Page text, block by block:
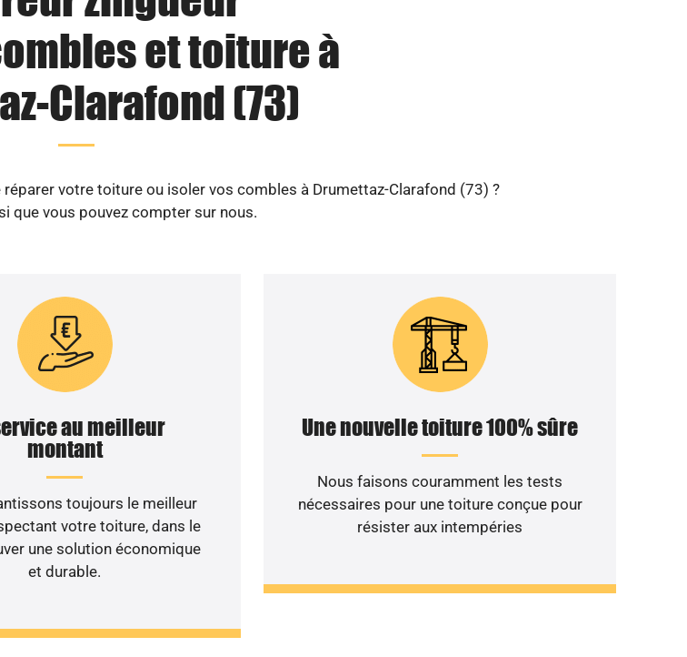
et toiture à
Clarafond (73)
votre toiture ou isoler vos combles à Drumettaz-Clarafond (73) ?
que vous pouvez compter sur nous.
au meilleur
montant
toujours le meilleur
votre toiture, dans le
une solution économique
et durable.
Une nouvelle toiture 100% sûre
Nous faisons couramment les tests
nécessaires pour une toiture conçue pour
résister aux intempéries